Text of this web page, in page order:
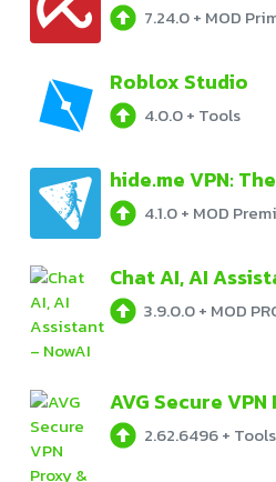
7.24.0+ MOD
Roblox Studio
4.0.0+ Tools
hide.me VPN:
4.1.0+ MOD
Chat AI, AI
3.9.0.0+ MOD
AVG Secure
2.62.6496+ Tools